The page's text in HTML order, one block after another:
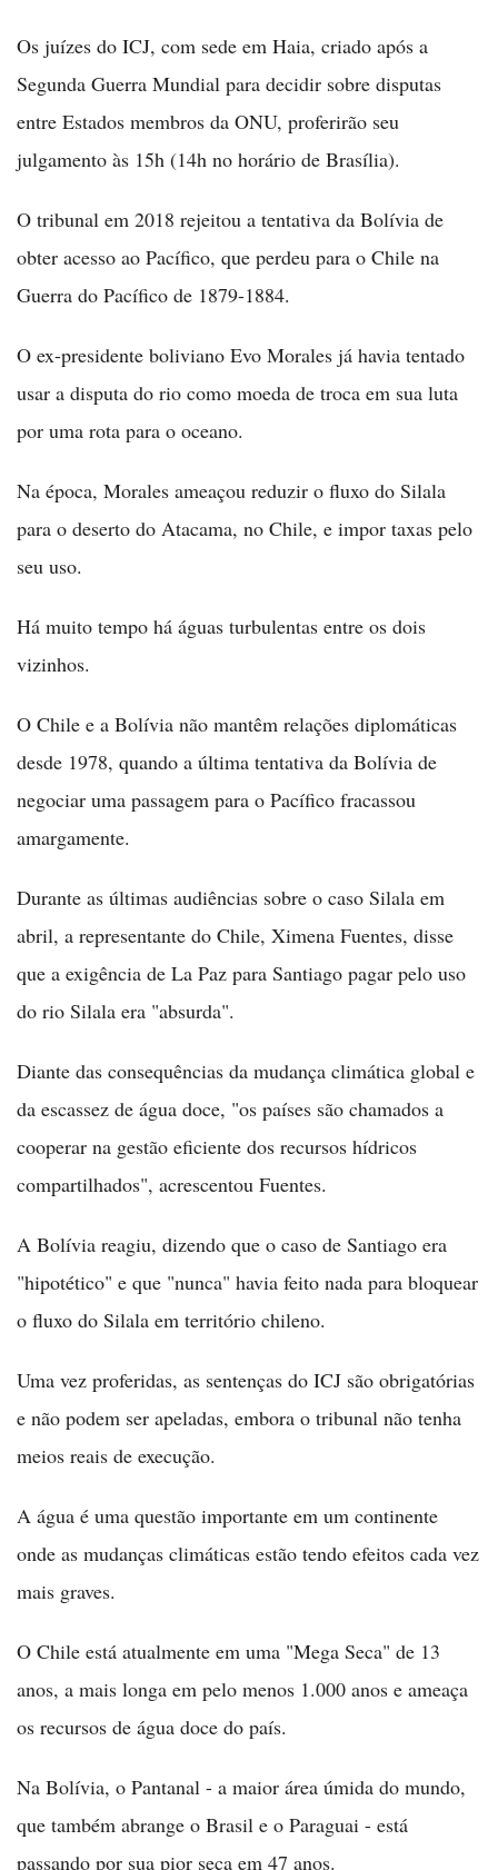
Os juízes do ICJ, com sede em Haia, criado após a
Segunda Guerra Mundial para decidir sobre disputas
entre Estados membros da ONU, proferirão seu
julgamento às 15h (14h no horário de Brasília).
O tribunal em 2018 rejeitou a tentativa da Bolívia de
obter acesso ao Pacífico, que perdeu para o Chile na
Guerra do Pacífico de 1879-1884.
O ex-presidente boliviano Evo Morales já havia tentado
usar a disputa do rio como moeda de troca em sua luta
por uma rota para o oceano.
Na época, Morales ameaçou reduzir o fluxo do Silala
para o deserto do Atacama, no Chile, e impor taxas pelo
seu uso.
Há muito tempo há águas turbulentas entre os dois
vizinhos.
O Chile e a Bolívia não mantêm relações diplomáticas
desde 1978, quando a última tentativa da Bolívia de
negociar uma passagem para o Pacífico fracassou
amargamente.
Durante as últimas audiências sobre o caso Silala em
abril, a representante do Chile, Ximena Fuentes, disse
que a exigência de La Paz para Santiago pagar pelo uso
do rio Silala era "absurda".
Diante das consequências da mudança climática global e
da escassez de água doce, "os países são chamados a
cooperar na gestão eficiente dos recursos hídricos
compartilhados", acrescentou Fuentes.
A Bolívia reagiu, dizendo que o caso de Santiago era
"hipotético" e que "nunca" havia feito nada para bloquear
o fluxo do Silala em território chileno.
Uma vez proferidas, as sentenças do ICJ são obrigatórias
e não podem ser apeladas, embora o tribunal não tenha
meios reais de execução.
A água é uma questão importante em um continente
onde as mudanças climáticas estão tendo efeitos cada vez
mais graves.
O Chile está atualmente em uma "Mega Seca" de 13
anos, a mais longa em pelo menos 1.000 anos e ameaça
os recursos de água doce do país.
Na Bolívia, o Pantanal - a maior área úmida do mundo,
que também abrange o Brasil e o Paraguai - está
passando por sua pior seca em 47 anos.